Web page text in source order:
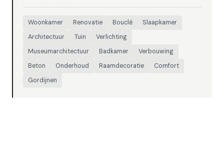
Woonkamer Renovatie Bouclé
Slaapkamer
Architectuur
Tuin
Verlichting
Museumarchitectuur
Badkamer
Verbouwing
Beton
Onderhoud Raamdecoratie
Comfort
Gordijnen